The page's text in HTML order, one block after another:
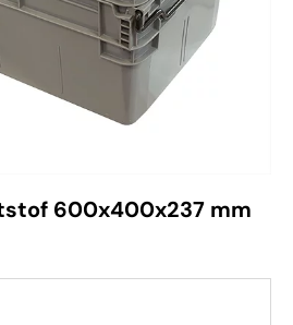
600x400x237 mm